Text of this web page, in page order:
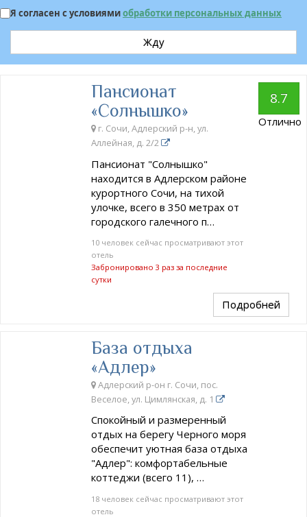
Я согласен с условиямиобработки персональных данных
Жду
Пансионат
«Солнышко»
г. Сочи, Адлерский р-н, ул.
Аллейная, д. 2/2
Пансионат "Солнышко"
находится в Адлерском районе
курортного Сочи, на тихой
улочке, всего в 350 метрах от
городского галечного п…
10 человек сейчас просматривают этот
отель
Забронировано 3 раз за последние
сутки
8.7
Отлично
Подробней
База отдыха
«Адлер»
Адлерский р-он г. Сочи, пос.
Веселое, ул. Цимлянская, д. 1
Спокойный и размеренный
отдых на берегу Черного моря
обеспечит уютная база отдыха
"Адлер": комфортабельные
коттеджи (всего 11), …
18 человек сейчас просматривают этот
отель